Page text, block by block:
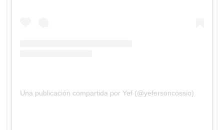
Una publicación compartida por Yef (@yefersoncossio)